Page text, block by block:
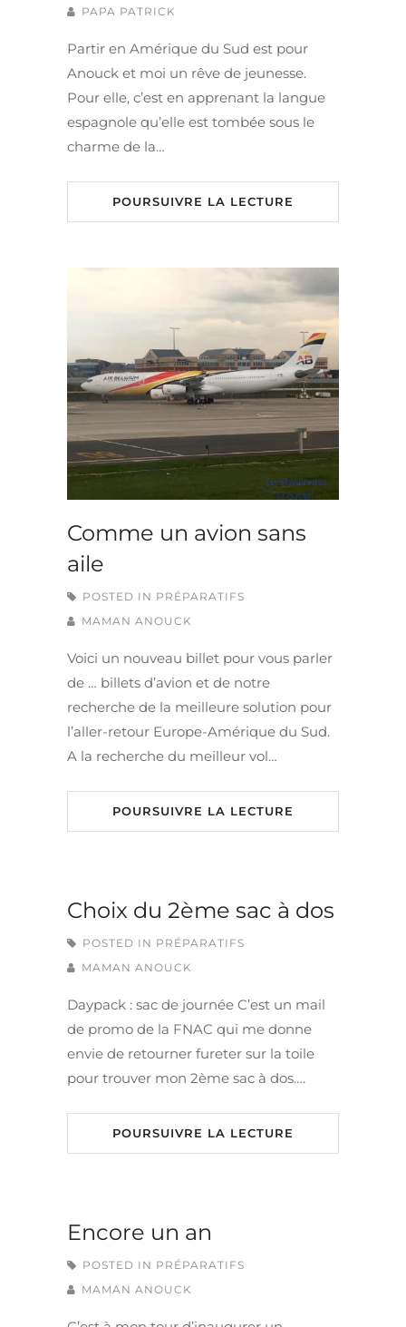
PAPA PATRICK
Partir en Amérique du Sud est pour
Anouck et moi un rêve de jeunesse.
Pour elle, c’est en apprenant la langue
espagnole qu’elle est tombée sous le
charme de la…
POURSUIVRE LA LECTURE
Comme un avion sans
aile
POSTED IN PRÉPARATIFS
MAMAN ANOUCK
Voici un nouveau billet pour vous parler
de … billets d’avion et de notre
recherche de la meilleure solution pour
l’aller-retour Europe-Amérique du Sud.
A la recherche du meilleur vol…
POURSUIVRE LA LECTURE
Choix du 2ème sac à dos
POSTED IN PRÉPARATIFS
MAMAN ANOUCK
Daypack : sac de journée C’est un mail
de promo de la FNAC qui me donne
envie de retourner fureter sur la toile
pour trouver mon 2ème sac à dos….
POURSUIVRE LA LECTURE
Encore un an
POSTED IN PRÉPARATIFS
MAMAN ANOUCK